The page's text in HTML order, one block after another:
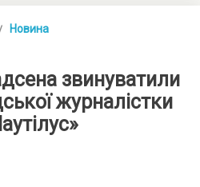
Новина
звинуватили
журналістки